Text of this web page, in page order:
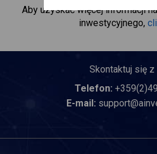
Aby uzyskać więcej informacji
inwestycyjnego,
Skontaktuj się z
Telefon:
E-mail: